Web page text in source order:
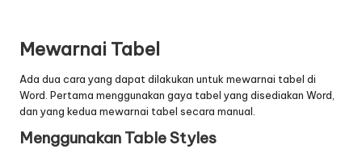
Mewarnai Tabel
Ada dua cara yang dapat dilakukan untuk mewarnai tabel di
Word. Pertama menggunakan gaya tabel yang disediakan Word,
dan yang kedua mewarnai tabel secara manual.
Menggunakan Table Styles